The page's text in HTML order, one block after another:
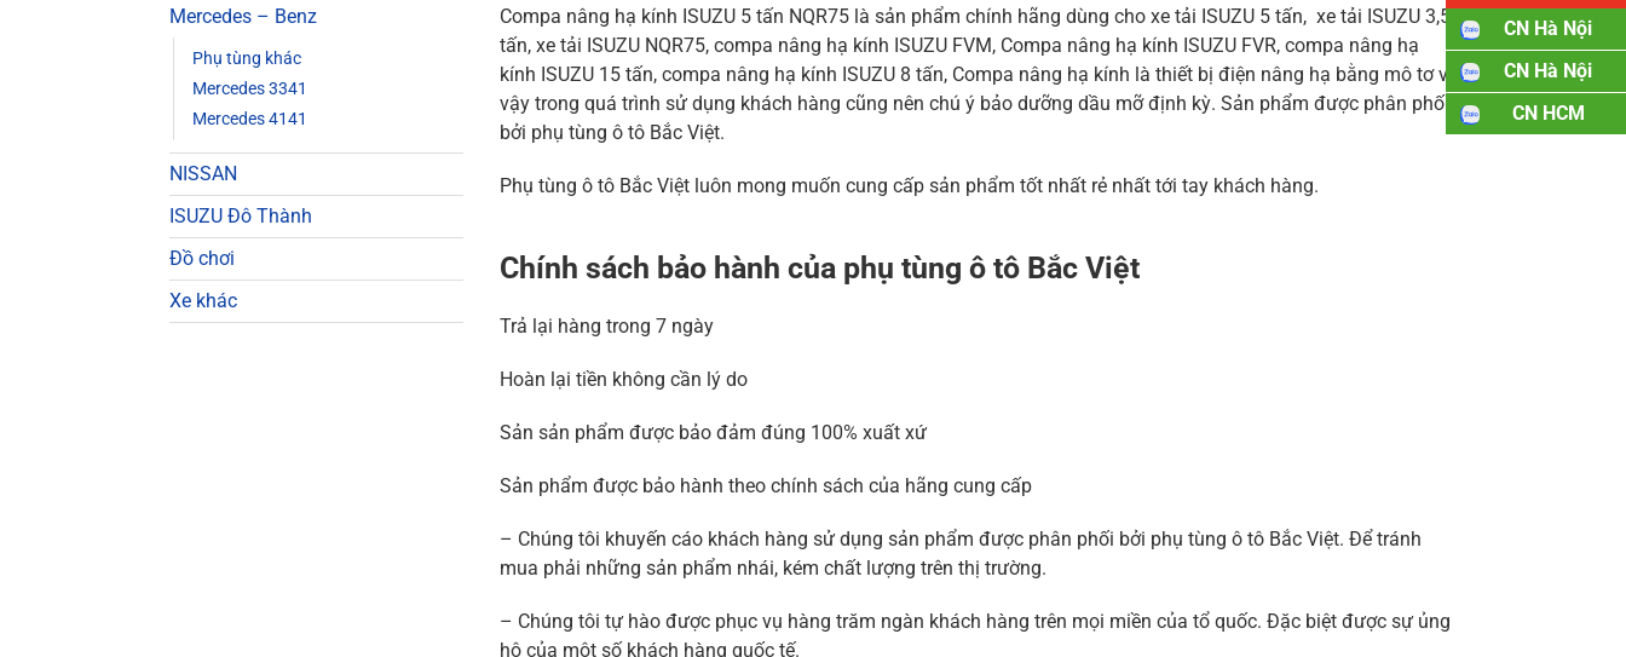
Mercedes – Benz
Phụ tùng khác
Mercedes 3341
Mercedes 4141
NISSAN
ISUZU Đô Thành
Đồ chơi
Xe khác
Compa nâng hạ kính ISUZU 5 tấn NQR75 là sản phẩm chính hãng dùng cho xe tải ISUZU 5 tấn, xe tải ISUZU 3,5
tấn, xe tải ISUZU NQR75, compa nâng hạ kính ISUZU FVM, Compa nâng hạ kính ISUZU FVR, compa nâng hạ
kính ISUZU 15 tấn, compa nâng hạ kính ISUZU 8 tấn, Compa nâng hạ kính là thiết bị điện nâng hạ bằng mô tơ vì
vậy trong quá trình sử dụng khách hàng cũng nên chú ý bảo dưỡng dầu mỡ định kỳ. Sản phẩm được phân phối
bởi phụ tùng ô tô Bắc Việt.
Phụ tùng ô tô Bắc Việt luôn mong muốn cung cấp sản phẩm tốt nhất rẻ nhất tới tay khách hàng.
Chính sách bảo hành của phụ tùng ô tô Bắc Việt
Trả lại hàng trong 7 ngày
Hoàn lại tiền không cần lý do
Sản sản phẩm được bảo đảm đúng 100% xuất xứ
Sản phẩm được bảo hành theo chính sách của hãng cung cấp
– Chúng tôi khuyến cáo khách hàng sử dụng sản phẩm được phân phối bởi phụ tùng ô tô Bắc Việt. Để tránh
mua phải những sản phẩm nhái, kém chất lượng trên thị trường.
– Chúng tôi tự hào được phục vụ hàng trăm ngàn khách hàng trên mọi miền của tổ quốc. Đặc biệt được sự ủng
hộ của một số khách hàng quốc tế.
CN Hà Nội
CN Hà Nội
CN HCM